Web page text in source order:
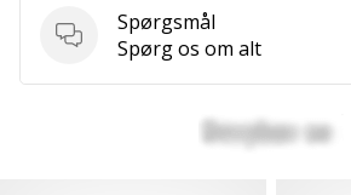
Spørgsmål
Spørgsmål
Spørg os om alt